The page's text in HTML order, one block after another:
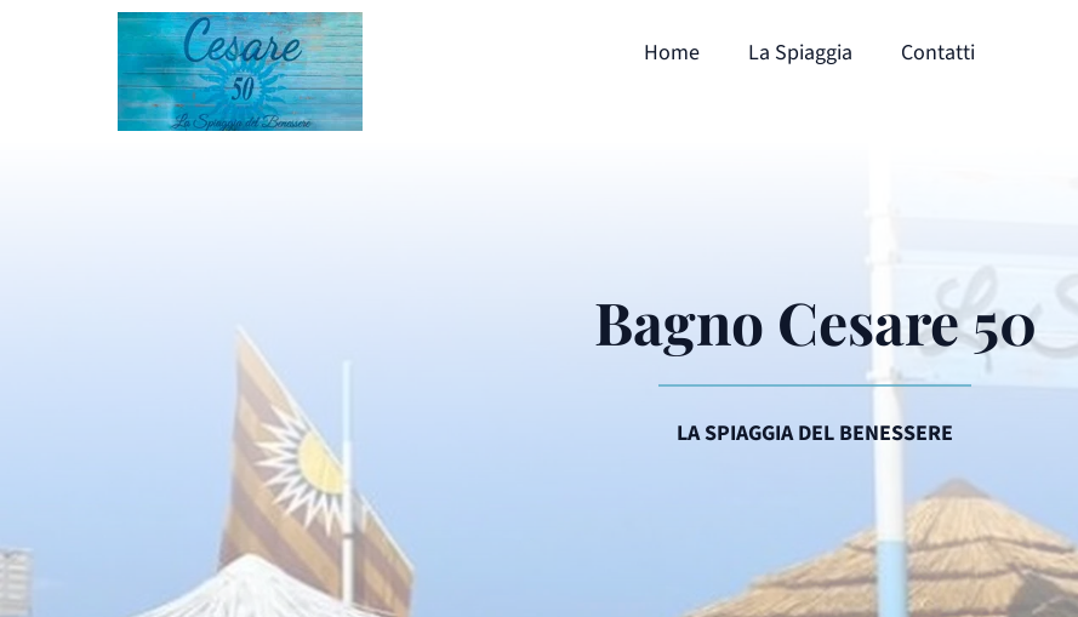
Home La Spiaggia Contatti
Bagno Cesare 50
LA SPIAGGIA DEL BENESSERE